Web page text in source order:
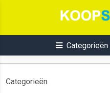
Categorieën
Categorieën